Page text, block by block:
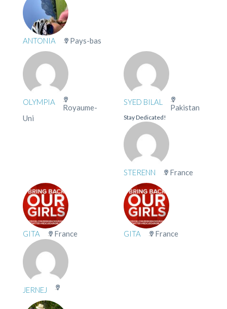
ANTONIA Pays-bas
OLYMPIA
Royaume-
Uni
SYED BILAL
Pakistan
Stay Dedicated!
STERENN France
GITA France GITA France
JERNEJ